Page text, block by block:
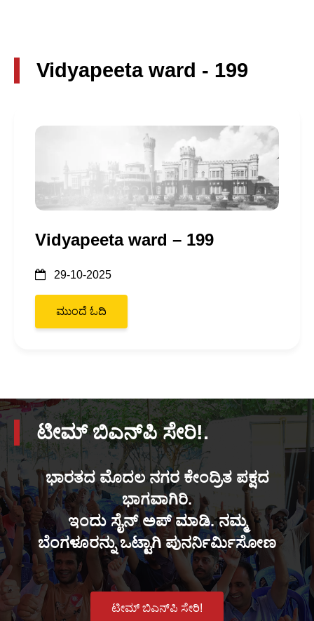
Vidyapeeta ward - 199
Vidyapeeta ward – 199
29-10-2025
ಮುಂದೆ ಓದಿ
ಟೀಮ್ ಬಿಎನ್‌ಪಿ ಸೇರಿ!.
ಭಾರತದ ಮೊದಲ ನಗರ ಕೇಂದ್ರಿತ ಪಕ್ಷದ
ಭಾಗವಾಗಿರಿ.
ಇಂದು ಸೈನ್ ಅಪ್ ಮಾಡಿ. ನಮ್ಮ
ಬೆಂಗಳೂರನ್ನು ಒಟ್ಟಾಗಿ ಪುನರ್ನಿರ್ಮಿಸೋಣ
ಟೀಮ್ ಬಿಎನ್‌ಪಿ ಸೇರಿ!